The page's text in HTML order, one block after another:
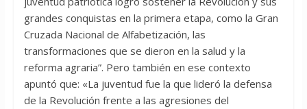
grandes conquistas en la primera etapa, como la Gran
Cruzada Nacional de Alfabetización, las
transformaciones que se dieron en la salud y la
reforma agraria”. Pero también en ese contexto
apuntó que: «La juventud fue la que lideró la defensa
de la Revolución frente a las agresiones del